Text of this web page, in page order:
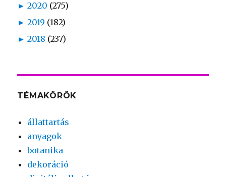
► 2020 (275)
► 2019 (182)
► 2018 (237)
TÉMAKÖRÖK
állattartás
anyagok
botanika
dekoráció